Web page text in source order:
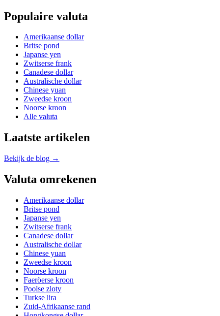
Populaire valuta
Amerikaanse dollar
Britse pond
Japanse yen
Zwitserse frank
Canadese dollar
Australische dollar
Chinese yuan
Zweedse kroon
Noorse kroon
Alle valuta
Laatste artikelen
Bekijk de blog →
Valuta omrekenen
Amerikaanse dollar
Britse pond
Japanse yen
Zwitserse frank
Canadese dollar
Australische dollar
Chinese yuan
Zweedse kroon
Noorse kroon
Faeröerse kroon
Poolse zloty
Turkse lira
Zuid-Afrikaanse rand